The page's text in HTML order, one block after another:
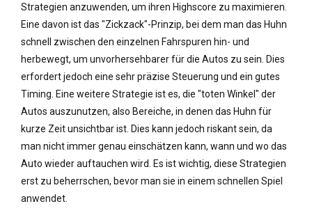
Strategien anzuwenden, um ihren Highscore zu maximieren.
Eine davon ist das "Zickzack"-Prinzip, bei dem man das Huhn
schnell zwischen den einzelnen Fahrspuren hin- und
herbewegt, um unvorhersehbarer für die Autos zu sein. Dies
erfordert jedoch eine sehr präzise Steuerung und ein gutes
Timing. Eine weitere Strategie ist es, die "toten Winkel" der
Autos auszunutzen, also Bereiche, in denen das Huhn für
kurze Zeit unsichtbar ist. Dies kann jedoch riskant sein, da
man nicht immer genau einschätzen kann, wann und wo das
Auto wieder auftauchen wird. Es ist wichtig, diese Strategien
erst zu beherrschen, bevor man sie in einem schnellen Spiel
anwendet.